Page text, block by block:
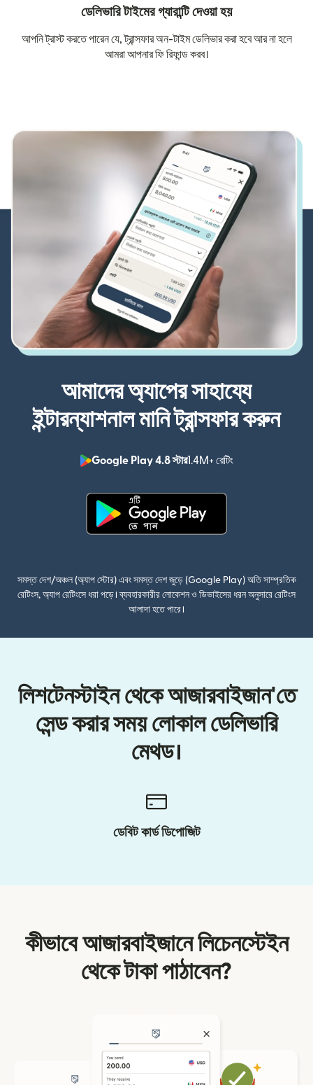
ডেলিভারি টাইমের গ্যারান্টি দেওয়া হয়
আপনি ট্রাস্ট করতে পারেন যে, ট্রান্সফার অন-টাইম ডেলিভার করা হবে আর না হলে
আমরা আপনার ফি রিফান্ড করব।
আমাদের অ্যাপের সাহায্যে
ইন্টারন্যাশনাল মানি ট্রান্সফার করুন
Google Play 4.8 স্টার1.4M+ রেটিং
সমস্ত দেশ/অঞ্চল (অ্যাপ স্টোর) এবং সমস্ত দেশ জুড়ে (Google Play) অতি সাম্প্রতিক
রেটিংস, অ্যাপ রেটিংসে ধরা পড়ে। ব্যবহারকারীর লোকেশন ও ডিভাইসের ধরন অনুসারে রেটিংস
আলাদা হতে পারে।
লিশটেনস্টাইন থেকে আজারবাইজান'তে
সেন্ড করার সময় লোকাল ডেলিভারি
মেথড।
ডেবিট কার্ড ডিপোজিট
কীভাবে আজারবাইজানে লিচেনস্টেইন
থেকে টাকা পাঠাবেন?